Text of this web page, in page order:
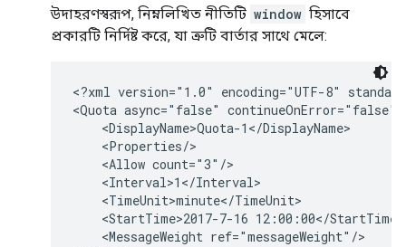
উদাহরণস্বরূপ, নিম্নলিখিত নীতিটি window হিসাবে
প্রকারটি নির্দিষ্ট করে, যা ত্রুটি বার্তার সাথে মেলে:
<?xml version="1.0" encoding="UTF-8"
<Quota async="false" continueOnError="false"
    <DisplayName>Quota-1</DisplayName>
    <Properties/>
    <Allow count="3"/>
    <Interval>1</Interval>
    <TimeUnit>minute</TimeUnit>
    <StartTime>2017-7-16 12:00:00</StartTime>
    <MessageWeight ref="messageWeight"/>